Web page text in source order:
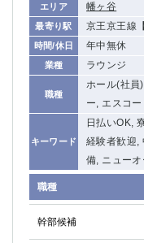
エリア 幡ヶ谷
最寄り駅 京王京王線
時間/休日 年中無休
業種 ラウンジ
職種
ホール(社員
ー, エスコー
キーワード
日払いOK,
経験者歓迎,
備, ニューオ
職種
幹部候補